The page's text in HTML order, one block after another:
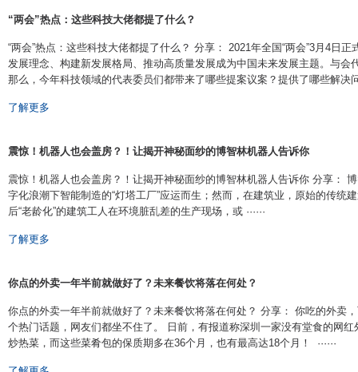
“两会”热点：这些科技大佬都提了什么？
“两会”热点：这些科技大佬都提了什么？ 分享： 2021年全国“两会”3月4日正
发展理念、构建新发展格局、推动高质量发展成为中国未来发展主题。与会
那么，今年科技领域的代表委员们都带来了哪些提案议案？提供了哪些解决问
了解更多
震惊！机器人也会盖房？！让揭开神秘面纱的博智林机器人告诉你
震惊！机器人也会盖房？！让揭开神秘面纱的博智林机器人告诉你 分享：
字化浪潮下智能制造的“灯塔工厂”应运而生；然而，在建筑业，原始的传
后“老龄化”的建筑工人在环境脏乱差的生产现场，或 ······
了解更多
你点的外卖一年半前就做好了？未来餐饮将落在何处？
你点的外卖一年半前就做好了？未来餐饮将落在何处？ 分享： 你吃的外卖
个热门话题，网友们都坐不住了。 日前，有报道称深圳一家没有堂食的网红
炒热菜，而这些菜肴包的保质期多在36个月，也有最高达18个月！ ······